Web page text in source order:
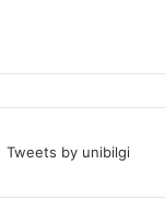
Tweets by unibilgi